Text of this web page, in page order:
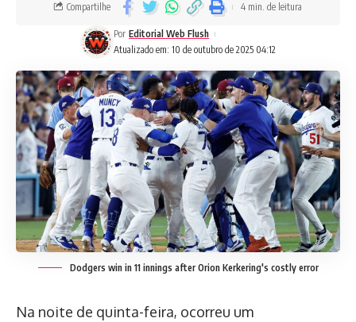
Atualizado em: 10 de outubro de 2025 04:12
Por Editorial Web Flush
Compartilhe 4 min. de leitura
Dodgers win in 11 innings after Orion Kerkering's costly error
Na noite de quinta-feira, ocorreu um